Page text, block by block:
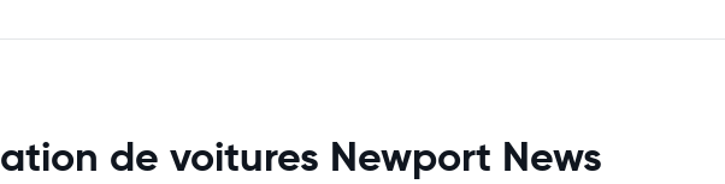
de voitures Newport News